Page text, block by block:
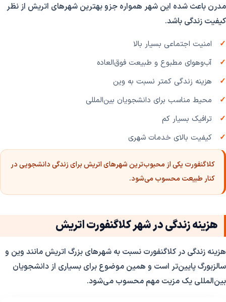
مدرن باعث شده این شهر همواره جزو بهترین شهرهای اتریش از نظر
کیفیت زندگی باشد.
امنیت اجتماعی بسیار بالا
آب‌وهوای مطبوع و طبیعت فوق‌العاده
هزینه زندگی کمتر نسبت به وین
محیط مناسب برای دانشجویان بین‌المللی
ترافیک بسیار کم
کیفیت بالای خدمات شهری
کلاگنفورت یکی از محبوب‌ترین شهرهای اتریش برای زندگی دانشجویی در
کنار طبیعت محسوب می‌شود.
هزینه زندگی در شهر کلاگنفورت اتریش
هزینه زندگی در کلاگنفورت نسبت به شهرهای بزرگ اتریش مانند وین و
سالزبورگ پایین‌تر است و همین موضوع برای بسیاری از دانشجویان
بین‌المللی یک مزیت مهم محسوب می‌شود.